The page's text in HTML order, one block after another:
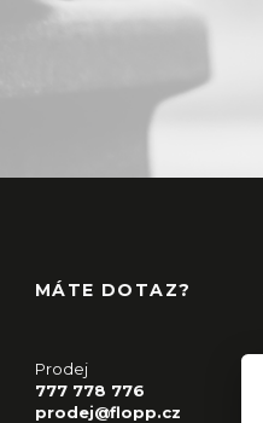
MÁTE DOTAZ?
Prodej
777 778 776
prodej@flopp.cz